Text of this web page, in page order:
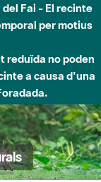
Fai - El recinte
per motius
reduïda no poden
a causa d'una